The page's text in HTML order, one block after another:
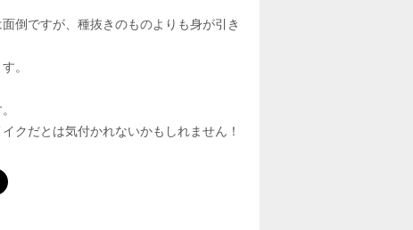
倒ですが、種抜きのものよりも身が引き
。
クだとは気付かれないかもしれません！